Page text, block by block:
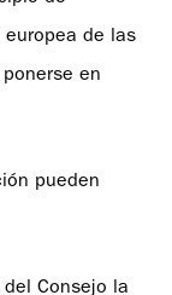
europea de las
en
pueden
Consejo la